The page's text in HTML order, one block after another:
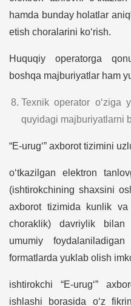
hamda bunday holatlar
etish choralarini ko‘rish.
Huquqiy operatorga
boshqa majburiyatlar ham
Texnik operator o‘ziga
quyidagi majburiyatlarni
“E-urug‘” axborot tizimini
o‘tkazilgan elektron
(ishtirokchining shaxsini
axborot tizimida kunlik
choraklik) davriylik bilan
umumiy
formatlarda yuklab olish
ishtirokchi “E-urug‘”
ishlashi borasida o‘z